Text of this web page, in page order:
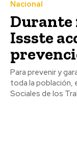
Nacional
Durante
Issste
Para prevenir y
toda la población,
Sociales de los